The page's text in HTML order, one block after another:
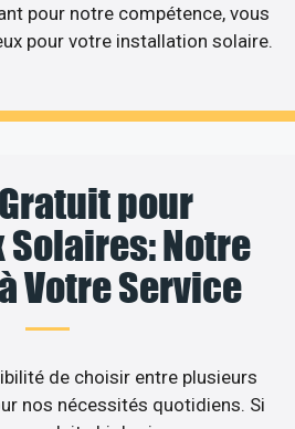
pour notre compétence, vous
pour votre installation solaire.
pour
Solaires: Notre
Votre Service
de choisir entre plusieurs
nos nécessités quotidiens. Si